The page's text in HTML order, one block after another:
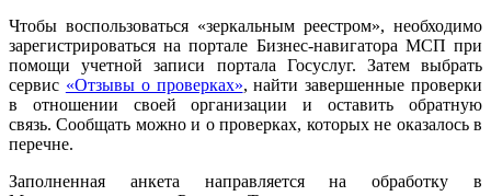
Чтобы воспользоваться «зеркальным реестром», необходимо
зарегистрироваться на портале Бизнес-навигатора МСП при
помощи учетной записи портала Госуслуг. Затем выбрать
сервис «Отзывы о проверках», найти завершенные проверки
в отношении своей организации и оставить обратную
связь. Сообщать можно и о проверках, которых не оказалось в
перечне.
Заполненная анкета направляется на обработку в